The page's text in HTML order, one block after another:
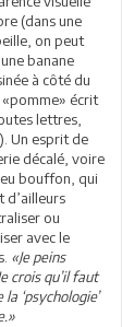
(dans une
on peut
banane
à côté du
écrit
lettres,
Un esprit de
décalé, voire
bouffon, qui
d’ailleurs
ou
avec le
«Je peins
crois qu’il faut
‘psychologie’